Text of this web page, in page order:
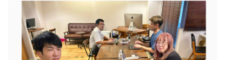
イベント・セミナー
インタビュー
ナレッジ
リファレンス
評価結果一覧
再チャレンジ結果一覧
Tech Team Journal
paiza times
note
paizaとは？